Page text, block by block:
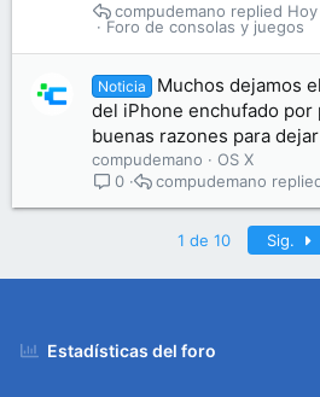
Foro de consolas y juegos
compudemano
Noticia
Muchos dejamos
del iPhone enchufado por
buenas razones para
compudemano
OS X
0
compudemano
1 de 10 Sig.
Estadísticas del foro